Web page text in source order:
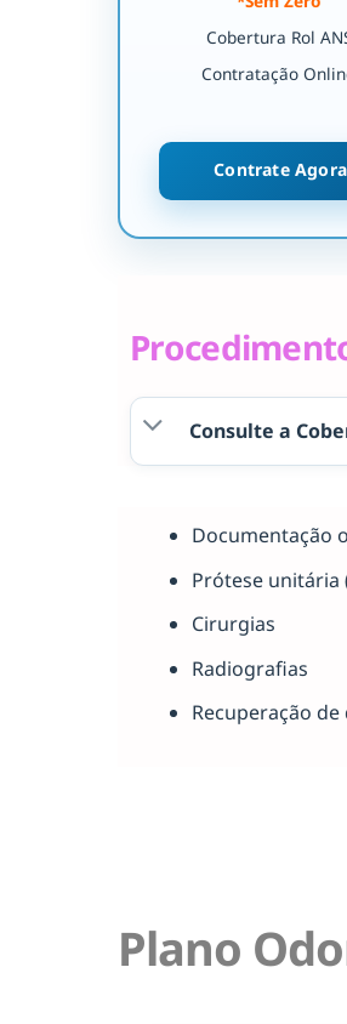
Cobertura Rol
Contratação
Contrate Agora
Consulte a
Documentação
Prótese unitária
Cirurgias
Radiografias
Recuperação
Plano